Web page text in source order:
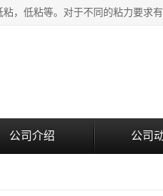
公司介绍 公司